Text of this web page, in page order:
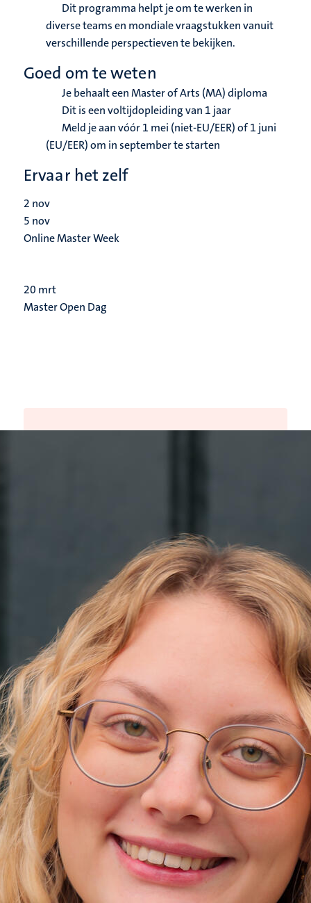
Dit programma helpt je om te werken in
diverse teams en mondiale vraagstukken vanuit
verschillende perspectieven te bekijken.
Goed om te weten
Je behaalt een Master of Arts (MA) diploma
Dit is een voltijdopleiding van 1 jaar
Meld je aan vóór 1 mei (niet-EU/EER) of 1 juni
(EU/EER) om in september te starten
Ervaar het zelf
2 nov
5 nov
Online Master Week
20 mrt
Master Open Dag